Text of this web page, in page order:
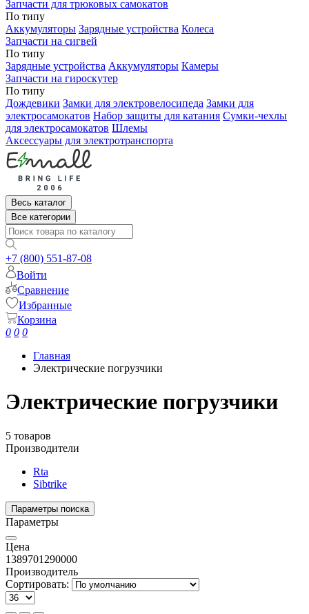
Запчасти для трюковых самокатов
По типу
Аккумуляторы Зарядные устройства Колеса
Запчасти на сигвей
По типу
Зарядные устройства Аккумуляторы Камеры
Запчасти на гироскутер
По типу
Дождевики Замки для электровелосипеда Замки для
электросамокатов Набор защиты для катания Сумки-чехлы
для электросамокатов Шлемы
Аксессуары для электротранспорта
Весь каталог
Все категории
+7 (800) 551-87-08
Войти
Сравнение
Избранные
Корзина
0 0 0
Главная
Электрические погрузчики
Электрические погрузчики
5 товаров
Производители
Rta
Sibtrike
Параметры поиска
Параметры
Цена
1389701290000
Производитель
Сортировать: